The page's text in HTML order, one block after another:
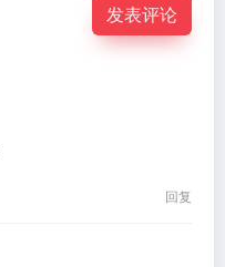
发表评论
回复